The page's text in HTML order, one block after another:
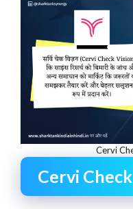
Cervi
Cervi